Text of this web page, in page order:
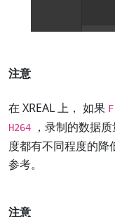
注意
在 XREAL 上， 如果
H264
，录制的数据
度都有不同程度的降
参考。
注意